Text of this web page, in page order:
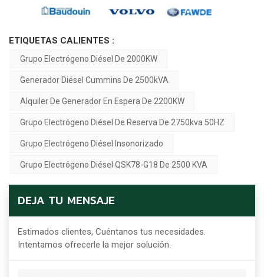
ETIQUETAS CALIENTES :
Grupo Electrógeno Diésel De 2000KW
Generador Diésel Cummins De 2500kVA
Alquiler De Generador En Espera De 2200KW
Grupo Electrógeno Diésel De Reserva De 2750kva 50HZ
Grupo Electrógeno Diésel Insonorizado
Grupo Electrógeno Diésel QSK78-G18 De 2500 KVA
DEJA TU MENSAJE
Estimados clientes, Cuéntanos tus necesidades.
Intentamos ofrecerle la mejor solución.